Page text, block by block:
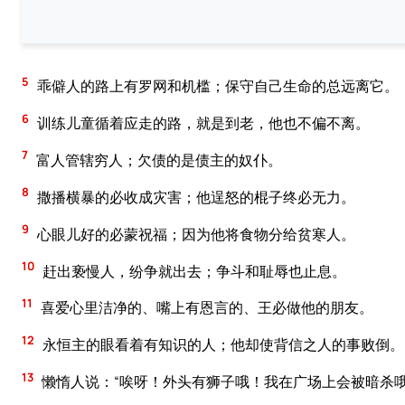
5 乖僻人的路上有罗网和机槛；保守自己生命的总远离它。
6 训练儿童循着应走的路，就是到老，他也不偏不离。
7 富人管辖穷人；欠债的是债主的奴仆。
8 撒播横暴的必收成灾害；他逞怒的棍子终必无力。
9 心眼儿好的必蒙祝福；因为他将食物分给贫寒人。
10 赶出亵慢人，纷争就出去；争斗和耻辱也止息。
11 喜爱心里洁净的、嘴上有恩言的、王必做他的朋友。
12 永恒主的眼看着有知识的人；他却使背信之人的事败倒。
13 懒惰人说：“唉呀！外头有狮子哦！我在广场上会被暗杀